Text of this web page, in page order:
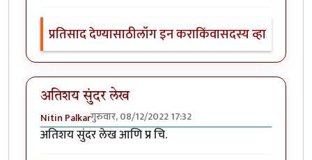
प्रतिसाद देण्यासाठीलॉग इन कराकिंवासदस्य व्हा
अतिशय सुंदर लेख
Nitin Palkarगुरुवार, 08/12/2022 17:32
अतिशय सुंदर लेख आणि प्र चि.